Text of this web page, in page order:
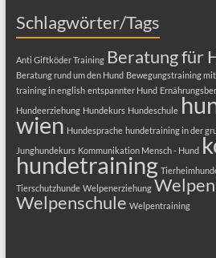
training in english entspannter Hund
wien Hundesprache hundetraining in der
Junghundekurs
Kommunikation Mensch - Hund
hundetraining
Tierschutzhunde
Welpenschule Welpentraining